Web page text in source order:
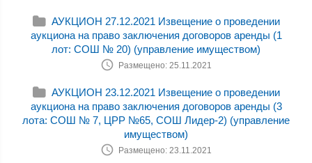
АУКЦИОН 27.12.2021 Извещение о проведении
аукциона на право заключения договоров аренды (1
лот: СОШ № 20) (управление имуществом)
Размещено: 25.11.2021
АУКЦИОН 23.12.2021 Извещение о проведении
аукциона на право заключения договоров аренды (3
лота: СОШ № 7, ЦРР №65, СОШ Лидер-2) (управление
имуществом)
Размещено: 23.11.2021